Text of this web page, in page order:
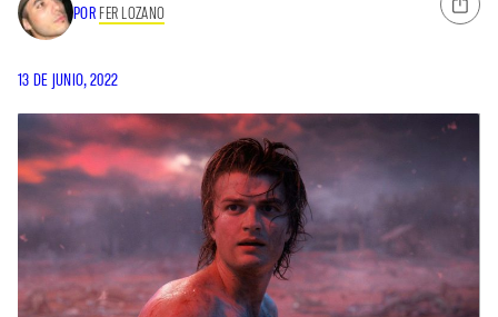
POR FER LOZANO
13 DE JUNIO, 2022